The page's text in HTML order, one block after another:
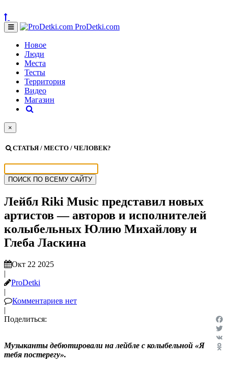
ProDetki.com
Новое
Люди
Места
Тесты
Территория
Видео
Магазин
×
СТАТЬЯ / МЕСТО / ЧЕЛОВЕК?
Лейбл Riki Music представил новых
артистов — авторов и исполнителей
колыбельных Юлию Михайлову и
Глеба Ласкина
Окт 22 2025
|
ProDetki
|
Комментариев нет
|
Поделиться:
VK
Музыканты дебютировали на лейбле с колыбельной «Я
тебя постерегу».